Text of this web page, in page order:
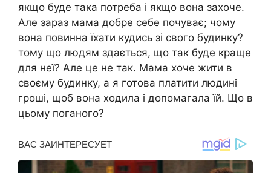
якщо буде така потреба і якщо вона захоче.
Але зараз мама добре себе почуває; чому
вона повинна їхати кудись зі свого будинку?
тому що людям здається, що так буде краще
для неї? Але це не так. Мама хоче жити в
своєму будинку, а я готова платити людині
гроші, щоб вона ходила і допомагала їй. Що в
цьому поганого?